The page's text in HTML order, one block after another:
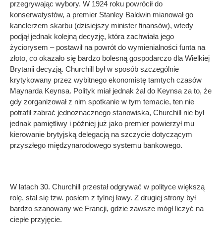
przegrywając wybory. W 1924 roku powrócił do
konserwatystów, a premier Stanley Baldwin mianował go
kanclerzem skarbu (dzisiejszy minister finansów), wtedy
podjął jednak kolejną decyzję, która zachwiała jego
życiorysem – postawił na powrót do wymienialności funta na
złoto, co okazało się bardzo bolesną gospodarczo dla Wielkiej
Brytanii decyzją. Churchill był w sposób szczególnie
krytykowany przez wybitnego ekonomistę tamtych czasów
Maynarda Keynsa. Polityk miał jednak żal do Keynsa za to, że
gdy zorganizował z nim spotkanie w tym temacie, ten nie
potrafił zabrać jednoznacznego stanowiska, Churchill nie był
jednak pamiętliwy i później już jako premier powierzył mu
kierowanie brytyjską delegacją na szczycie dotyczącym
przyszłego międzynarodowego systemu bankowego.
W latach 30. Churchill przestał odgrywać w polityce większą
rolę, stał się tzw. posłem z tylnej ławy. Z drugiej strony był
bardzo szanowany we Francji, gdzie zawsze mógł liczyć na
ciepłe przyjęcie.